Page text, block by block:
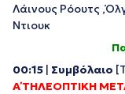
Λάινους Ρόουτς
Ντιουκ
00:15 | Συμβόλαιο
Α΄ ΤΗΛΕΟΠΤΙΚΗ